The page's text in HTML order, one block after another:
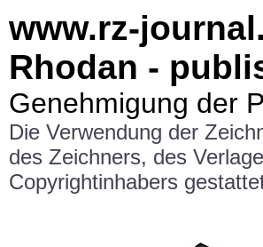
www.rz-
Rhodan -
Genehmigung der
Die Verwendung der
des Zeichners, des
Copyrightinhabers